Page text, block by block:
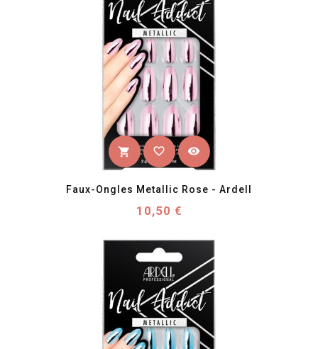
shopping_cart favorite_border visibility
Faux-Ongles Metallic Rose - Ardell
Prix
10,50 €